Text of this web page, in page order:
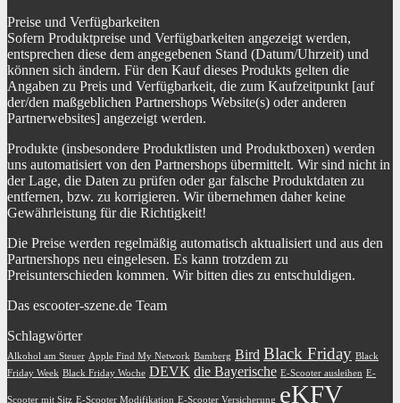
Preise und Verfügbarkeiten
Sofern Produktpreise und Verfügbarkeiten angezeigt werden,
entsprechen diese dem angegebenen Stand (Datum/Uhrzeit) und
können sich ändern. Für den Kauf dieses Produkts gelten die
Angaben zu Preis und Verfügbarkeit, die zum Kaufzeitpunkt [auf
der/den maßgeblichen Partnershops Website(s) oder anderen
Partnerwebsites] angezeigt werden.
Produkte (insbesondere Produktlisten und Produktboxen) werden
uns automatisiert von den Partnershops übermittelt. Wir sind nicht in
der Lage, die Daten zu prüfen oder gar falsche Produktdaten zu
entfernen, bzw. zu korrigieren. Wir übernehmen daher keine
Gewährleistung für die Richtigkeit!
Die Preise werden regelmäßig automatisch aktualisiert und aus den
Partnershops neu eingelesen. Es kann trotzdem zu
Preisunterschieden kommen. Wir bitten dies zu entschuldigen.
Das escooter-szene.de Team
Schlagwörter
Alkohol am Steuer Apple Find My Network Bamberg Bird Black Friday Black
Friday Week Black Friday Woche DEVK die Bayerische E-Scooter ausleihen E-
Scooter mit Sitz E-Scooter Modifikation E-Scooter Versicherung eKFV